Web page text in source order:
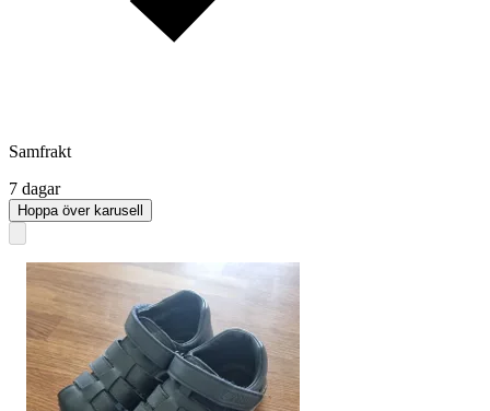
Samfrakt
7 dagar
Hoppa över karusell